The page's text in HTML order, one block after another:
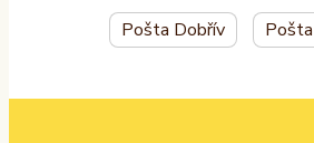
Pošta Dobřív